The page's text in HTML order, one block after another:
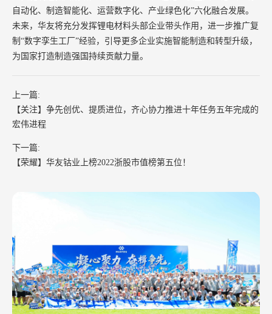
自动化、制造智能化、运营数字化、产业绿色化”六化融合发展。
未来，华友将充分发挥锂电材料头部企业带头作用，进一步推广复
制“数字孪生工厂”经验，引导更多企业实施智能制造和转型升级，
为国家打造制造强国持续贡献力量。
上一篇:
【关注】争先创优、提质进位，齐心协力推进十年任务五年完成的
宏伟进程
下一篇:
【荣耀】华友钴业上榜2022浙股市值榜第五位！